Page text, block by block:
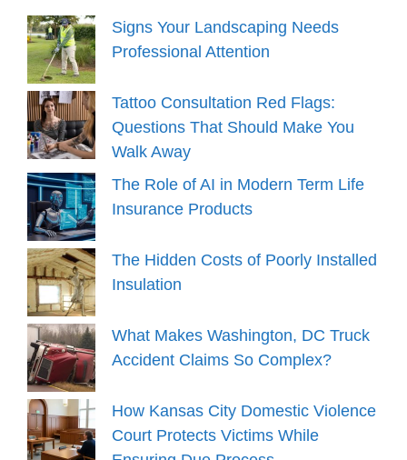
Signs Your Landscaping Needs
Professional Attention
Tattoo Consultation Red Flags:
Questions That Should Make You
Walk Away
The Role of AI in Modern Term Life
Insurance Products
The Hidden Costs of Poorly Installed
Insulation
What Makes Washington, DC Truck
Accident Claims So Complex?
How Kansas City Domestic Violence
Court Protects Victims While